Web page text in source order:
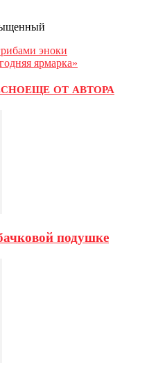
эноки
ярмарка»
ЕЩЕ ОТ АВТОРА
подушке